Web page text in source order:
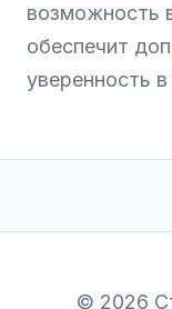
возможность
обеспечит
уверенность
© 2026